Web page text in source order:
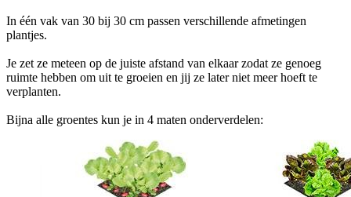
In één vak van 30 bij 30 cm passen verschillende afmetingen
plantjes.
Je zet ze meteen op de juiste afstand van elkaar zodat ze genoeg
ruimte hebben om uit te groeien en jij ze later niet meer hoeft te
verplanten.
Bijna alle groentes kun je in 4 maten onderverdelen: